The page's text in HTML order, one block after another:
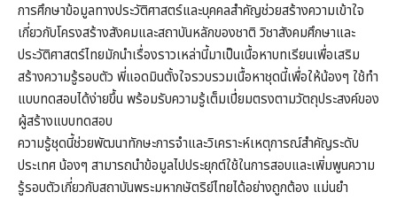
การศึกษาข้อมูลทางประวัติศาสตร์และบุคคลสำคัญช่วยสร้างความเข้าใจ
เกี่ยวกับโครงสร้างสังคมและสถาบันหลักของชาติ วิชาสังคมศึกษาและ
ประวัติศาสตร์ไทยมักนำเรื่องราวเหล่านี้มาเป็นเนื้อหาบทเรียนเพื่อเสริม
สร้างความรู้รอบตัว พี่แอดมินตั้งใจรวบรวมเนื้อหาชุดนี้เพื่อให้น้องๆ ใช้ทำ
แบบทดสอบได้ง่ายขึ้น พร้อมรับความรู้เต็มเปี่ยมตรงตามวัตถุประสงค์ของ
ผู้สร้างแบบทดสอบ
ความรู้ชุดนี้ช่วยพัฒนาทักษะการจำและวิเคราะห์เหตุการณ์สำคัญระดับ
ประเทศ น้องๆ สามารถนำข้อมูลไปประยุกต์ใช้ในการสอบและเพิ่มพูนความ
รู้รอบตัวเกี่ยวกับสถาบันพระมหากษัตริย์ไทยได้อย่างถูกต้อง แม่นยำ